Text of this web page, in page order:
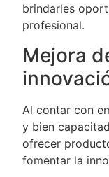
brindarles
profesional.
Mejora
Al contar con
y bien
ofrecer
fomentar la